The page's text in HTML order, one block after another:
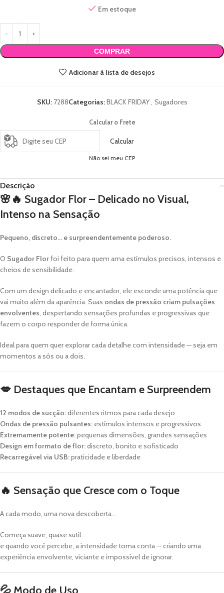
Em estoque
COMPRAR
Adicionar à lista de desejos
SKU: 7288Categorias:BLACK FRIDAY, Sugadores
Calcular o Frete
Calcular
Não sei meu CEP
Descrição
🌸🔥 Sugador Flor – Delicado no Visual,
Intenso na Sensação
Pequeno, discreto… e surpreendentemente poderoso.
O Sugador Florfoi feito para quem ama estímulos precisos, intensos e
cheios de sensibilidade.
Com um design delicado e encantador, ele esconde uma potência que
vai muito além da aparência. Suas ondas de pressão criam pulsações
envolventes , despertando sensações profundas e progressivas que
fazem o corpo responder de forma única.
Ideal para quem quer explorar cada detalhe com intensidade — seja em
momentos a sós ou a dois.
💋 Destaques que Encantam e Surpreendem
12 modos de sucção:diferentes ritmos para cada desejo
Ondas de pressão pulsantes: estímulos intensos e progressivos
Extremamente potente:pequenas dimensões, grandes sensações
Design em formato de flor:discreto, bonito e sofisticado
Recarregável via USB:praticidade e liberdade
🔥 Sensação que Cresce com o Toque
A cada modo, uma nova descoberta…
Começa suave, quase sutil…
e quando você percebe, a intensidade toma conta — criando uma
experiência envolvente, viciante e impossível de ignorar.
💦 Modo de Uso